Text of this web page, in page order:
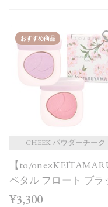
おすすめ商品
CHEEK パウダーチーク
【to/
ペタル フロート ブラ
シュ［EX12,EX13］＜
¥3,300